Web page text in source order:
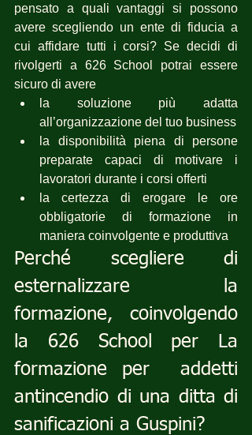
pensato a quali vantaggi si possono
avere scegliendo un ente di fiducia a
cui affidare tutti i corsi? Se decidi di
rivolgerti a 626 School potrai essere
sicuro di avere
la soluzione più adatta
all’organizzazione del tuo business
la disponibilità piena di persone
preparate capaci di motivare i
lavoratori durante i corsi offerti
la certezza di erogare le ore
obbligatorie di formazione in
maniera coinvolgente e produttiva
Perché scegliere di
esternalizzare la
formazione, coinvolgendo
la 626 School per La
formazione per  addetti
antincendio di una ditta di
sanificazioni a Guspini?